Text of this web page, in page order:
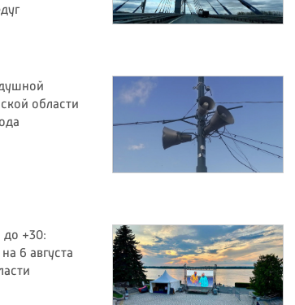
области
до +30:
6 августа